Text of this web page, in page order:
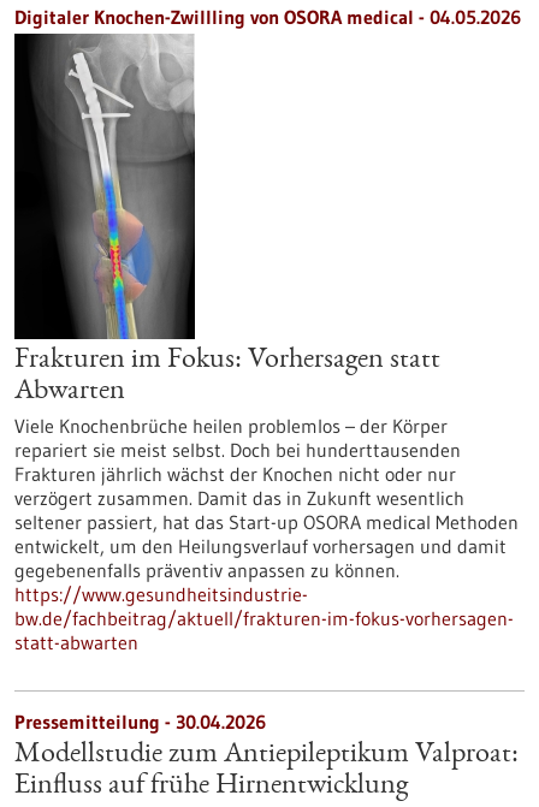
Digitaler Knochen-Zwillling von OSORA medical - 04.05.2026
Frakturen im Fokus: Vorhersagen statt
Abwarten
Viele Knochenbrüche heilen problemlos – der Körper
repariert sie meist selbst. Doch bei hunderttausenden
Frakturen jährlich wächst der Knochen nicht oder nur
verzögert zusammen. Damit das in Zukunft wesentlich
seltener passiert, hat das Start-up OSORA medical Methoden
entwickelt, um den Heilungsverlauf vorhersagen und damit
gegebenenfalls präventiv anpassen zu können.
https://www.gesundheitsindustrie-
bw.de/fachbeitrag/aktuell/frakturen-im-fokus-vorhersagen-
statt-abwarten
Pressemitteilung - 30.04.2026
Modellstudie zum Antiepileptikum Valproat:
Einfluss auf frühe Hirnentwicklung